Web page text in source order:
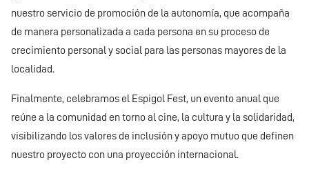
nuestro servicio de promoción de la autonomía, que acompaña
de manera personalizada a cada persona en su proceso de
crecimiento personal y social para las personas mayores de la
localidad.
Finalmente, celebramos el Espigol Fest, un evento anual que
reúne a la comunidad en torno al cine, la cultura y la solidaridad,
visibilizando los valores de inclusión y apoyo mutuo que definen
nuestro proyecto con una proyección internacional.